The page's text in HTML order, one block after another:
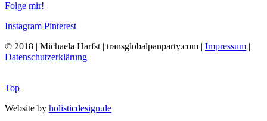
Folge mir!
Instagram Pinterest
© 2018 | Michaela Harfst | transglobalpanparty.com | Impressum |
Datenschutzerklärung
Top
Website by holisticdesign.de